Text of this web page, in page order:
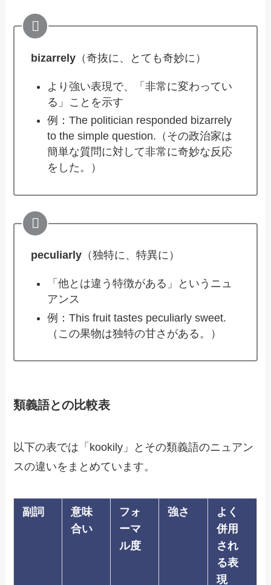
bizarrely （奇抜に、とても奇妙に）
より強い表現で、「非常に変わってい
る」ことを示す
例：The politician responded bizarrely
to the simple question.（その政治家は
簡単な質問に対して非常に奇妙な反応
をした。）
peculiarly （独特に、特異に）
「他とは違う特徴がある」というニュ
アンス
例：This fruit tastes peculiarly sweet.
（この果物は独特の甘さがある。）
類義語との比較表
以下の表では「kookily」とその類義語のニュアン
スの違いをまとめています。
副詞
意味
合い
フォ
ーマ
ル度
強さ
よく
併用
され
る表
現